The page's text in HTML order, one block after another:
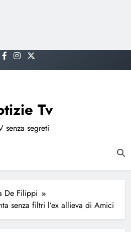
Tv
senza segreti
De Filippi
senza filtri l’ex allieva di Amici